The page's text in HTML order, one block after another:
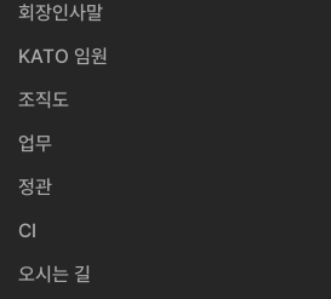
회장인사말
KATO 임원
조직도
업무
정관
CI
오시는 길